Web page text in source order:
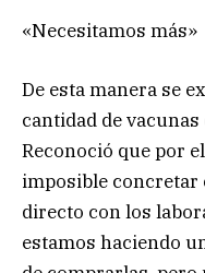
«Necesitamos más»
De esta manera se
cantidad de
Reconoció que por
imposible concretar
directo con los
estamos haciendo